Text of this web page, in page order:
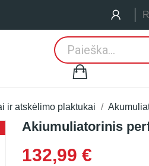
ir atskėlimo plaktukai
Akiumuliatorinis
132,99 €